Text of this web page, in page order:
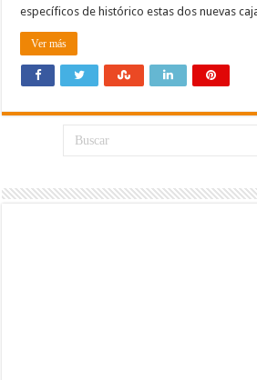
específicos de histórico estas dos nuevas
Ver más